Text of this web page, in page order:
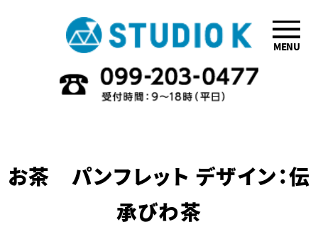
鹿児島のデザイ
MENU
お茶 パンフレット デザイン：伝
承びわ茶